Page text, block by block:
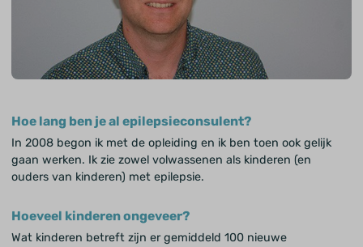
Hoe lang ben je al epilepsieconsulent?
In 2008 begon ik met de opleiding en ik ben toen ook gelijk
gaan werken. Ik zie zowel volwassenen als kinderen (en
ouders van kinderen) met epilepsie.
Hoeveel kinderen ongeveer?
Wat kinderen betreft zijn er gemiddeld 100 nieuwe